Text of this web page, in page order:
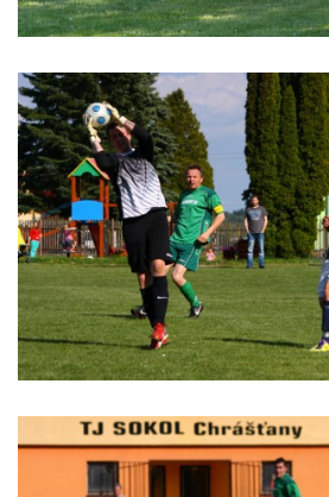
FREE WIFI
VÝZNAČNÍ RODÁCI
FOTOALBUM
PODĚKOVÁNÍ
NAPSALI O NÁS....